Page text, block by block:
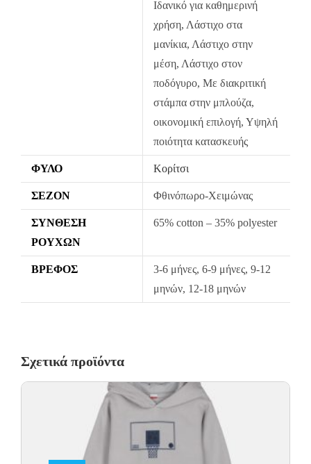
επόμενες αλλαγές είναι +8.50€
Όλα τα προϊόντα περνούν από μία λεπτομερή και προσεκτική
διαδικασία ελέγχου πριν από την αποστολή τους.
πελάτη μας και είναι ελαττωματικό χωρίς να γίνει αντιληπτό από
εμάς, δεσμευόμαστε με άμεση αντικατάστασή του προϊόντος,
Ιδανικό για καθημερινή
χρήση, Λάστιχο στα
μανίκια, Λάστιχο στην
μέση, Λάστιχο στον
ποδόγυρο, Με διακριτική
στάμπα στην μπλούζα,
οικονομική επιλογή, Υψηλή
ποιότητα κατασκευής
ΦΎΛΟ Κορίτσι
ΣΕΖΌΝ Φθινόπωρο-Χειμώνας
ΣΎΝΘΕΣΗ
ΡΟΎΧΩΝ
65% cotton – 35% polyester
ΒΡΈΦΟΣ
3-6 μήνες, 6-9 μήνες, 9-12
μηνών, 12-18 μηνών
Σχετικά προϊόντα